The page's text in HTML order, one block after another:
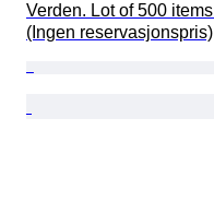
Verden. Lot of 500 items
(Ingen reservasjonspris)